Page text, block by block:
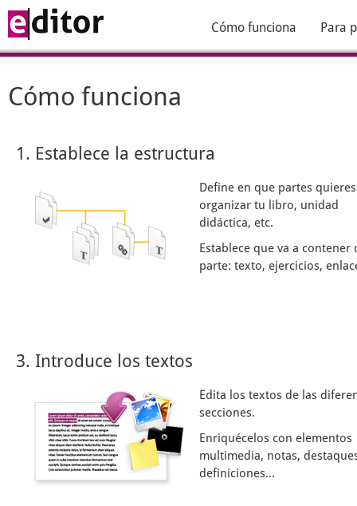
Cómo funciona Para
Cómo funciona
1. Establece la estructura
Define en que partes quieres
organizar tu libro, unidad
didáctica, etc.
Establece que va a contener
parte: texto, ejercicios,
3. Introduce los textos
Edita los textos de las
secciones.
Enriquécelos con elementos
multimedia, notas,
definiciones...